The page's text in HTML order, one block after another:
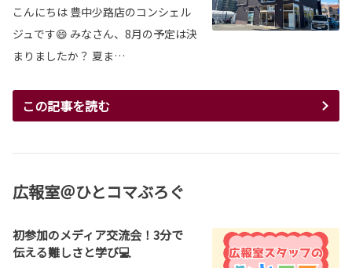
こんにちは 豊中少路店のコンシェル
ジュです😄 みなさん、8月の予定は決
まりましたか？ 夏ま…
この記事を読む
広報室＠ひとコマぶろぐ
初参加のメディア交流会！3分で
伝える難しさと学び💻